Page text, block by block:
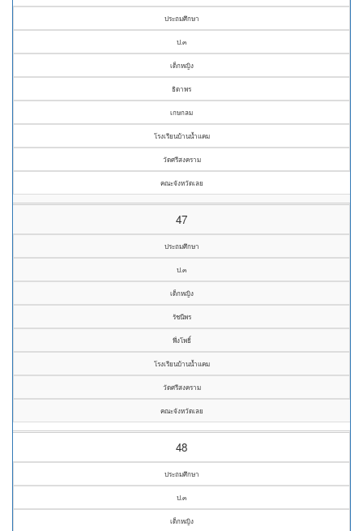
ประถมศึกษา
ป.๓
เด็กหญิง
ธิดาพร
เกษกลม
โรงเรียนบ้านน้ำแคม
วัดศรีสงคราม
คณะจังหวัดเลย
47
ประถมศึกษา
ป.๓
เด็กหญิง
รัชนีพร
พึ่งโพธิ์
โรงเรียนบ้านน้ำแคม
วัดศรีสงคราม
คณะจังหวัดเลย
48
ประถมศึกษา
ป.๓
เด็กหญิง